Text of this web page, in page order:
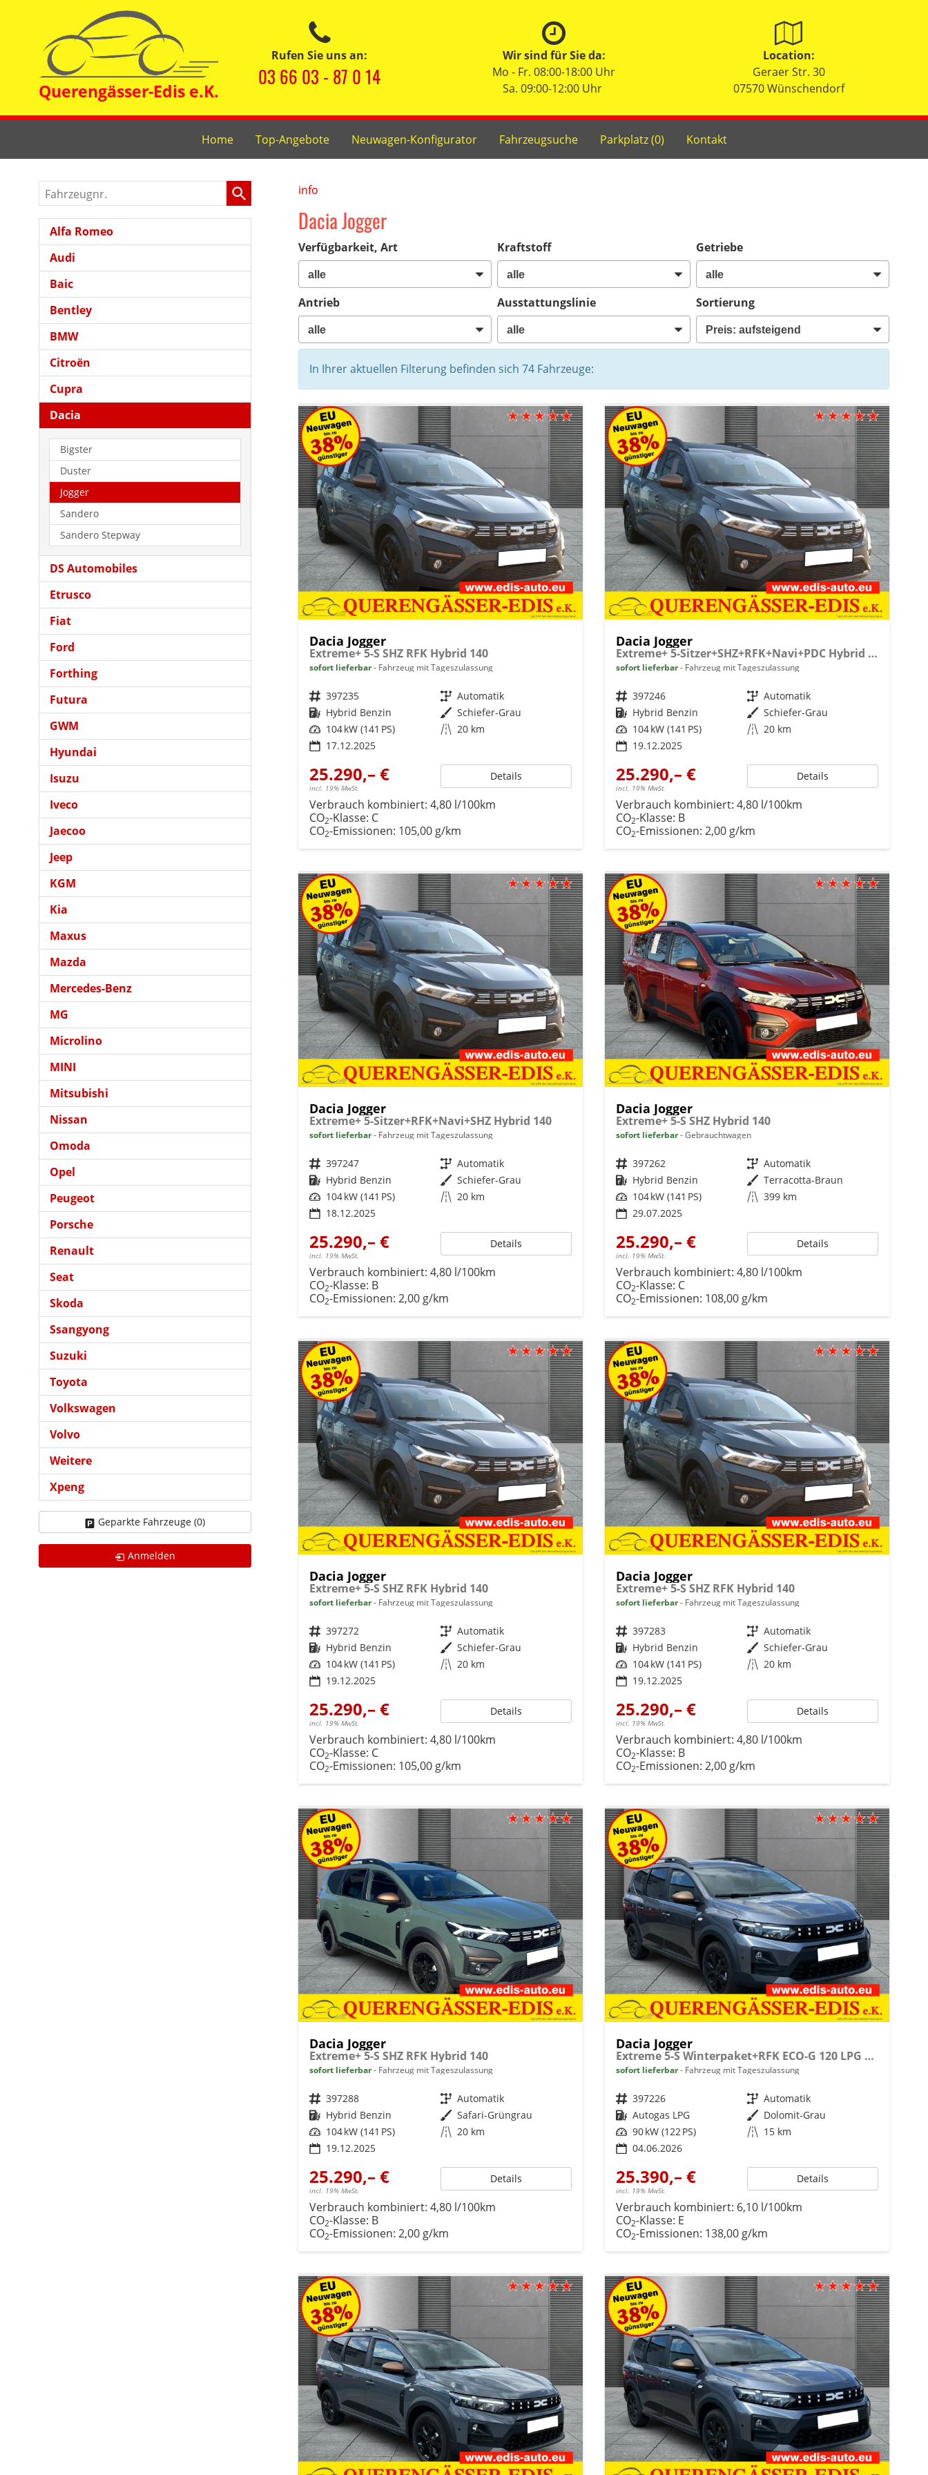
Rufen Sie uns an:
03 66 03 - 87 0 14
Wir sind für Sie da:
Mo - Fr. 08:00-18:00 Uhr
Sa. 09:00-12:00 Uhr
Location:
Geraer Str. 30
07570 Wünschendorf
Home Top-Angebote Neuwagen-Konfigurator Fahrzeugsuche Parkplatz (0) Kontakt
info
Dacia Jogger
Verfügbarkeit, Art Kraftstoff Getriebe
Antrieb Ausstattungslinie Sortierung
In Ihrer aktuellen Filterung befinden sich 74Fahrzeuge:
Dacia Jogger
Extreme+ 5-S SHZ RFK Hybrid 140
sofort lieferbar Fahrzeug mit Tageszulassung
Fahrzeugnr. 397235 Getriebe Automatik
Kraftstoff Hybrid Benzin Außenfarbe Schiefer-Grau
Leistung 104 kW (141 PS) Kilometerstand 20 km
17.12.2025
25.290,– €
incl. 19% MwSt.
Details
Verbrauch kombiniert: 4,80 l/100km
CO2-Klasse: C
CO2-Emissionen: 105,00 g/km
Dacia Jogger
Extreme+ 5-Sitzer+SHZ+RFK+Navi+PDC Hybrid 140
sofort lieferbar Fahrzeug mit Tageszulassung
Fahrzeugnr. 397246 Getriebe Automatik
Kraftstoff Hybrid Benzin Außenfarbe Schiefer-Grau
Leistung 104 kW (141 PS) Kilometerstand 20 km
19.12.2025
25.290,– €
incl. 19% MwSt.
Details
Verbrauch kombiniert: 4,80 l/100km
CO2-Klasse: B
CO2-Emissionen: 2,00 g/km
Dacia Jogger
Extreme+ 5-Sitzer+RFK+Navi+SHZ Hybrid 140
sofort lieferbar Fahrzeug mit Tageszulassung
Fahrzeugnr. 397247 Getriebe Automatik
Kraftstoff Hybrid Benzin Außenfarbe Schiefer-Grau
Leistung 104 kW (141 PS) Kilometerstand 20 km
18.12.2025
25.290,– €
incl. 19% MwSt.
Details
Verbrauch kombiniert: 4,80 l/100km
CO2-Klasse: B
CO2-Emissionen: 2,00 g/km
Dacia Jogger
Extreme+ 5-S SHZ Hybrid 140
sofort lieferbar Gebrauchtwagen
Fahrzeugnr. 397262 Getriebe Automatik
Kraftstoff Hybrid Benzin Außenfarbe Terracotta-Braun
Leistung 104 kW (141 PS) Kilometerstand 399 km
29.07.2025
25.290,– €
incl. 19% MwSt.
Details
Verbrauch kombiniert: 4,80 l/100km
CO2-Klasse: C
CO2-Emissionen: 108,00 g/km
Dacia Jogger
Extreme+ 5-S SHZ RFK Hybrid 140
sofort lieferbar Fahrzeug mit Tageszulassung
Fahrzeugnr. 397272 Getriebe Automatik
Kraftstoff Hybrid Benzin Außenfarbe Schiefer-Grau
Leistung 104 kW (141 PS) Kilometerstand 20 km
19.12.2025
25.290,– €
incl. 19% MwSt.
Details
Verbrauch kombiniert: 4,80 l/100km
CO2-Klasse: C
CO2-Emissionen: 105,00 g/km
Dacia Jogger
Extreme+ 5-S SHZ RFK Hybrid 140
sofort lieferbar Fahrzeug mit Tageszulassung
Fahrzeugnr. 397283 Getriebe Automatik
Kraftstoff Hybrid Benzin Außenfarbe Schiefer-Grau
Leistung 104 kW (141 PS) Kilometerstand 20 km
19.12.2025
25.290,– €
incl. 19% MwSt.
Details
Verbrauch kombiniert: 4,80 l/100km
CO2-Klasse: B
CO2-Emissionen: 2,00 g/km
Dacia Jogger
Extreme+ 5-S SHZ RFK Hybrid 140
sofort lieferbar Fahrzeug mit Tageszulassung
Fahrzeugnr. 397288 Getriebe Automatik
Kraftstoff Hybrid Benzin Außenfarbe Safari-Grüngrau
Leistung 104 kW (141 PS) Kilometerstand 20 km
19.12.2025
25.290,– €
incl. 19% MwSt.
Details
Verbrauch kombiniert: 4,80 l/100km
CO2-Klasse: B
CO2-Emissionen: 2,00 g/km
Dacia Jogger
Extreme 5-S Winterpaket+RFK ECO-G 120 LPG automatik
sofort lieferbar Fahrzeug mit Tageszulassung
Fahrzeugnr. 397226 Getriebe Automatik
Kraftstoff Autogas LPG Außenfarbe Dolomit-Grau
Leistung 90 kW (122 PS) Kilometerstand 15 km
04.06.2026
25.390,– €
incl. 19% MwSt.
Details
Verbrauch kombiniert: 6,10 l/100km
CO2-Klasse: E
CO2-Emissionen: 138,00 g/km
Fahrzeugnr.
Alfa Romeo
Audi
Baic
Bentley
BMW
Citroën
Cupra
Dacia
Bigster
Duster
Jogger
Sandero
Sandero Stepway
DS Automobiles
Etrusco
Fiat
Ford
Forthing
Futura
GWM
Hyundai
Isuzu
Iveco
Jaecoo
Jeep
KGM
Kia
Maxus
Mazda
Mercedes-Benz
MG
Microlino
MINI
Mitsubishi
Nissan
Omoda
Opel
Peugeot
Porsche
Renault
Seat
Skoda
Ssangyong
Suzuki
Toyota
Volkswagen
Volvo
Weitere
Xpeng
Geparkte Fahrzeuge (0)
Anmelden